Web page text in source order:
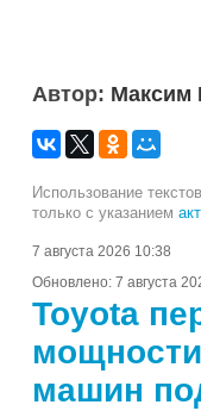
Автор: Максим
Использование
только с указанием
7 августа 2026 10:38
Обновлено: 7 августа
Toyota
машин